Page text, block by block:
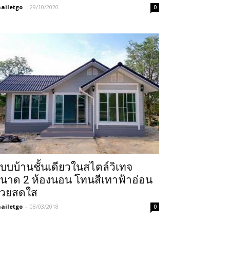
- 29/10/2020 0
บบ้านชั้นเดียวในสไตล์วิเทจ
าด 2 ห้องนอน โทนสีเทาฟ้าอ่อน
ยสดใส
- 08/03/2018 0